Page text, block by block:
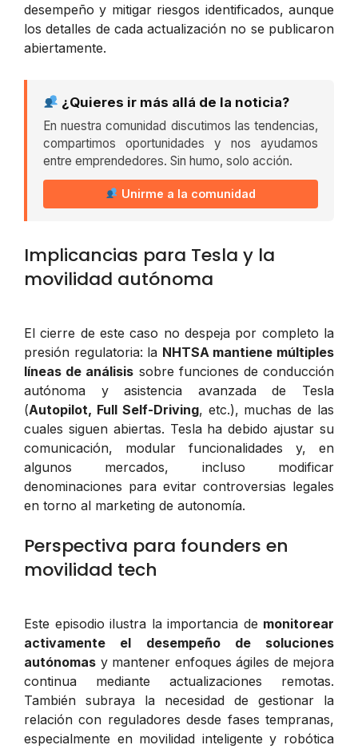
desempeño y mitigar riesgos identificados, aunque
los detalles de cada actualización no se publicaron
abiertamente.
¿Quieres ir más allá de la noticia?
En nuestra comunidad discutimos las tendencias,
compartimos oportunidades y nos ayudamos
entre emprendedores. Sin humo, solo acción.
Unirme a la comunidad
Implicancias para Tesla y la
movilidad autónoma
El cierre de este caso no despeja por completo la
presión regulatoria: la NHTSA mantiene múltiples
líneas de análisis sobre funciones de conducción
autónoma y asistencia avanzada de Tesla
(Autopilot, Full Self-Driving, etc.), muchas de las
cuales siguen abiertas. Tesla ha debido ajustar su
comunicación, modular funcionalidades y, en
algunos mercados, incluso modificar
denominaciones para evitar controversias legales
en torno al marketing de autonomía.
Perspectiva para founders en
movilidad tech
Este episodio ilustra la importancia de monitorear
activamente el desempeño de soluciones
autónomas y mantener enfoques ágiles de mejora
continua mediante actualizaciones remotas.
También subraya la necesidad de gestionar la
relación con reguladores desde fases tempranas,
especialmente en movilidad inteligente y robótica